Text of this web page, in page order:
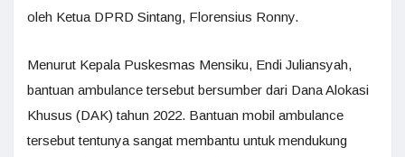
oleh Ketua DPRD Sintang, Florensius Ronny.
Menurut Kepala Puskesmas Mensiku, Endi Juliansyah,
bantuan ambulance tersebut bersumber dari Dana Alokasi
Khusus (DAK) tahun 2022. Bantuan mobil ambulance
tersebut tentunya sangat membantu untuk mendukung